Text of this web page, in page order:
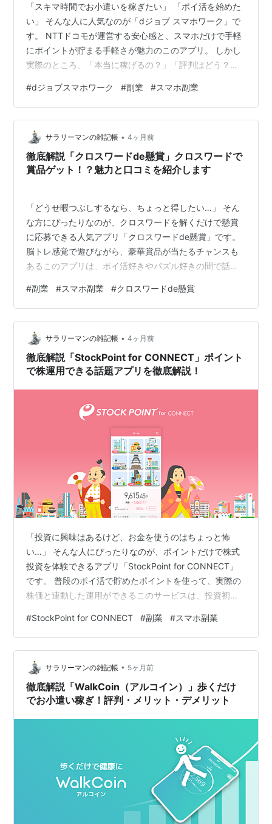
「スキマ時間でお小遣いを稼ぎたい」 「ポイ活を始めた
い」 そんな人に人気なのが「dジョブ スマホワーク」で
す。 NTTドコモが運営する安心感と、スマホだけで手軽
にポイントが貯まる手軽さが魅力のこのアプリ。 しかし
実際のところ、「本当に稼げるの？」「評判はどう？」
ワークの特徴や口コミ、メリット・デメリットまで徹底
的に解説していきます。 ※本ページはプロモーションが
含まれています。 アプリ概要 特徴 実際のユーザーレビ
ュー おすすめポイント 気になるポイント まとめ アプリ
概要 「dジョブ スマホワーク」は、スマホを使って簡単
な作業をこなすこと…
#dジョブスマホワーク #副業 #スマホ副業
サラリーマンの雑記帳 • 4ヶ月前
徹底解説「クロスワードde懸賞」クロスワードで
賞品ゲット！？魅力と口コミを紹介します
「どうせ暇つぶしするなら、ちょっと得したい…」 そん
な方にぴったりなのが、クロスワードを解くだけで懸賞
に応募できる人気アプリ「クロスワードde懸賞」です。
脳トレ感覚で遊びながら、豪華賞品が当たるチャンスも
あるこのアプリは、ポイ活好きやパズル好きの間で話題
コミ、メリット・デメリットまで詳しく解説します！ ※
本ページはプロモーションが含まれています。 アプリ概
要・特徴 主な特徴 実際のユーザーのレビュー おすすめ
ポイント ① 暇つぶし×ポイ活の最強コンボ ② 継続しや
すいゲーム性 ③ 脳トレにもなる ④ 当選のワクワク感
気になるポイント ① …
#副業 #スマホ副業 #クロスワードde懸賞
サラリーマンの雑記帳 • 4ヶ月前
徹底解説「StockPoint for CONNECT」ポイント
で株運用できる話題アプリを徹底解説！
「投資に興味はあるけど、お金を使うのはちょっと怖
い…」 そんな人にぴったりなのが、ポイントだけで株式
投資を体験できるアプリ「StockPoint for CONNECT」
です。 普段のポイ活で貯めたポイントを使って、実際の
株価と連動した運用ができるこのサービスは、投資初心
徴から実際の口コミ、メリット・デメリットまで詳しく
解説していきます。 ※本ページはプロモーションが含ま
れています。 アプリ概要・特徴 ■ StockPoint for
CONNECTとは？ ■ 主な特徴 ① ポイントだけで株式投
資体験 ② 株価に連動してポイントが増減 ③ 実…
#StockPoint for CONNECT #副業 #スマホ副業
サラリーマンの雑記帳 • 5ヶ月前
徹底解説「WalkCoin（アルコイン）」歩くだけ
でお小遣い稼ぎ！評判・メリット・デメリット